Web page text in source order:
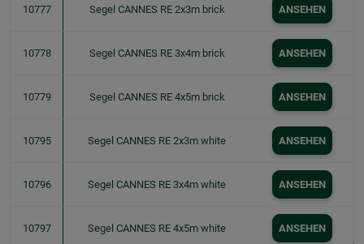
10777 Segel CANNES RE 2x3m brick ANSEHEN
10778 Segel CANNES RE 3x4m brick ANSEHEN
10779 Segel CANNES RE 4x5m brick ANSEHEN
10795 Segel CANNES RE 2x3m white ANSEHEN
10796 Segel CANNES RE 3x4m white ANSEHEN
10797 Segel CANNES RE 4x5m white ANSEHEN